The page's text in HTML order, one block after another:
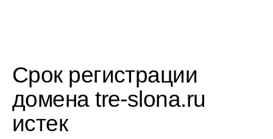
Срок регистрации
домена tre-slona.ru
истек